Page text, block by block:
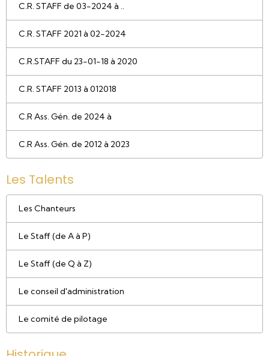
C.R. STAFF de 03-2024 à ..
C.R. STAFF 2021 à 02-2024
C.R.STAFF du 23-01-18 à 2020
C.R. STAFF 2013 à 012018
C.R Ass. Gén. de 2024 à
C.R Ass. Gén. de 2012 à 2023
Les Talents
Les Chanteurs
Le Staff (de A à P)
Le Staff (de Q à Z)
Le conseil d'administration
Le comité de pilotage